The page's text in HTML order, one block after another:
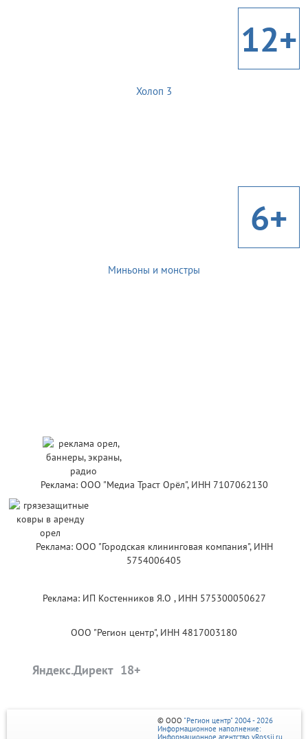
12+
Холоп 3
6+
Миньоны и монстры
Реклама: ООО "Медиа Траст Орёл", ИНН 7107062130
Реклама: ООО "Городская клининговая компания", ИНН
5754006405
Реклама: ИП Костенников Я.О , ИНН 575300050627
ООО "Регион центр", ИНН 4817003180
Яндекс.Директ
© ООО "Регион центр" 2004 - 2026
Информационное наполнение:
Информационное агентство vRossii.ru